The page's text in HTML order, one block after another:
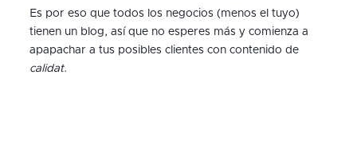
Es por eso que todos los negocios (menos el tuyo)
tienen un blog, así que no esperes más y comienza a
apapachar a tus posibles clientes con contenido de
calidat.